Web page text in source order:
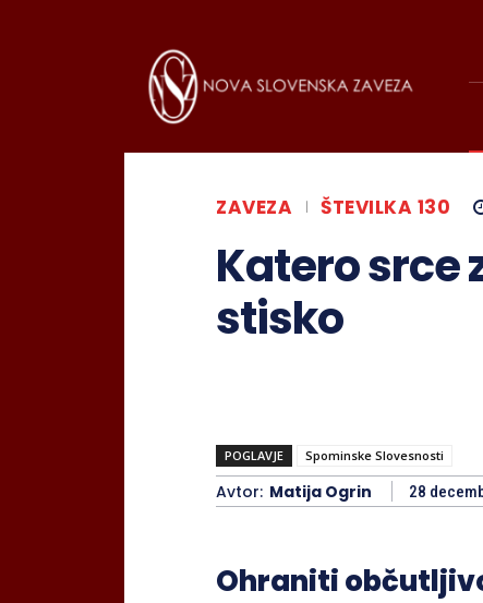
ZAVEZA ŠTEVILKA 130
Katero srce
stisko
POGLAVJE Spominske Slovesnosti
Avtor: Matija Ogrin 28
Ohraniti